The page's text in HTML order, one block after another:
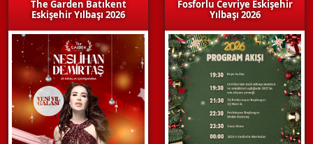
The Garden Batıkent
Eskişehir Yılbaşı 2026
Fosforlu Cevriye Eskişehir
Yılbaşı 2026